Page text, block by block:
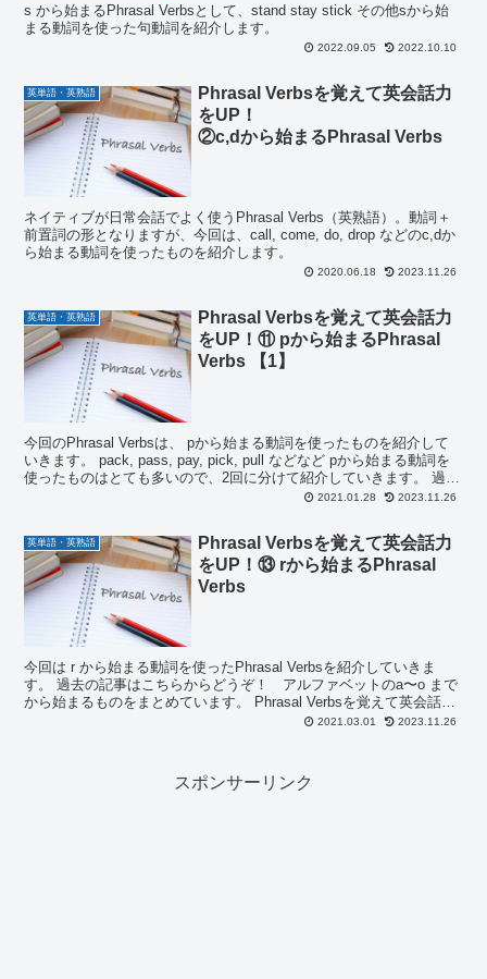
s から始まるPhrasal Verbsとして、stand stay stick その他sから始
まる動詞を使った句動詞を紹介します。
2022.09.05 2022.10.10
英単語・英熟語
Phrasal Verbsを覚えて英会話力
をUP！
②c,dから始まるPhrasal Verbs
ネイティブが日常会話でよく使うPhrasal Verbs（英熟語）。動詞＋
前置詞の形となりますが、今回は、call, come, do, drop などのc,dか
ら始まる動詞を使ったものを紹介します。
2020.06.18 2023.11.26
英単語・英熟語
Phrasal Verbsを覚えて英会話力
をUP！⑪ pから始まるPhrasal
Verbs 【1】
今回のPhrasal Verbsは、 pから始まる動詞を使ったものを紹介して
いきます。 pack, pass, pay, pick, pull などなど pから始まる動詞を
使ったものはとても多いので、2回に分けて紹介していきます。 過去
2021.01.28 2023.11.26
英単語・英熟語
Phrasal Verbsを覚えて英会話力
をUP！⑬ rから始まるPhrasal
Verbs
今回は r から始まる動詞を使ったPhrasal Verbsを紹介していきま
す。 過去の記事はこちらからどうぞ！ アルファベットのa〜o まで
から始まるものをまとめています。 Phrasal Verbsを覚えて英会話力
2021.03.01 2023.11.26
スポンサーリンク